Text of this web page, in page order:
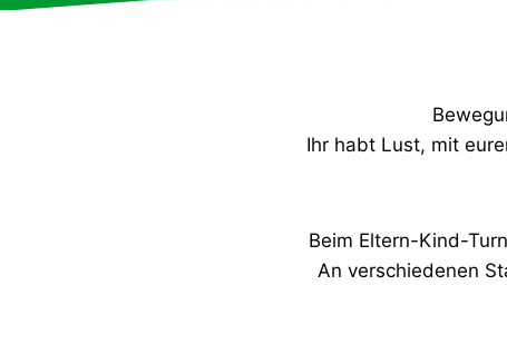
Ihr habt Lust, mit
Beim Eltern-Kind-
An verschiedenen